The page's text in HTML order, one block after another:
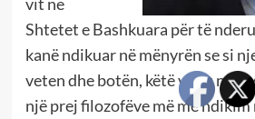
Shtetet e Bashkuara për të
kanë ndikuar në mënyrën se si
veten dhe botën, këtë vit iu nda
një prej filozofëve më me